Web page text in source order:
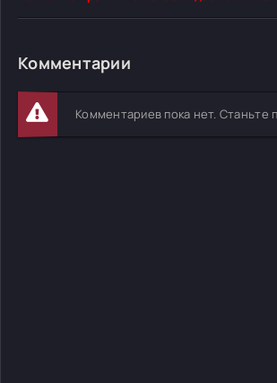
Комментарии
Комментариев пока нет. Станьте